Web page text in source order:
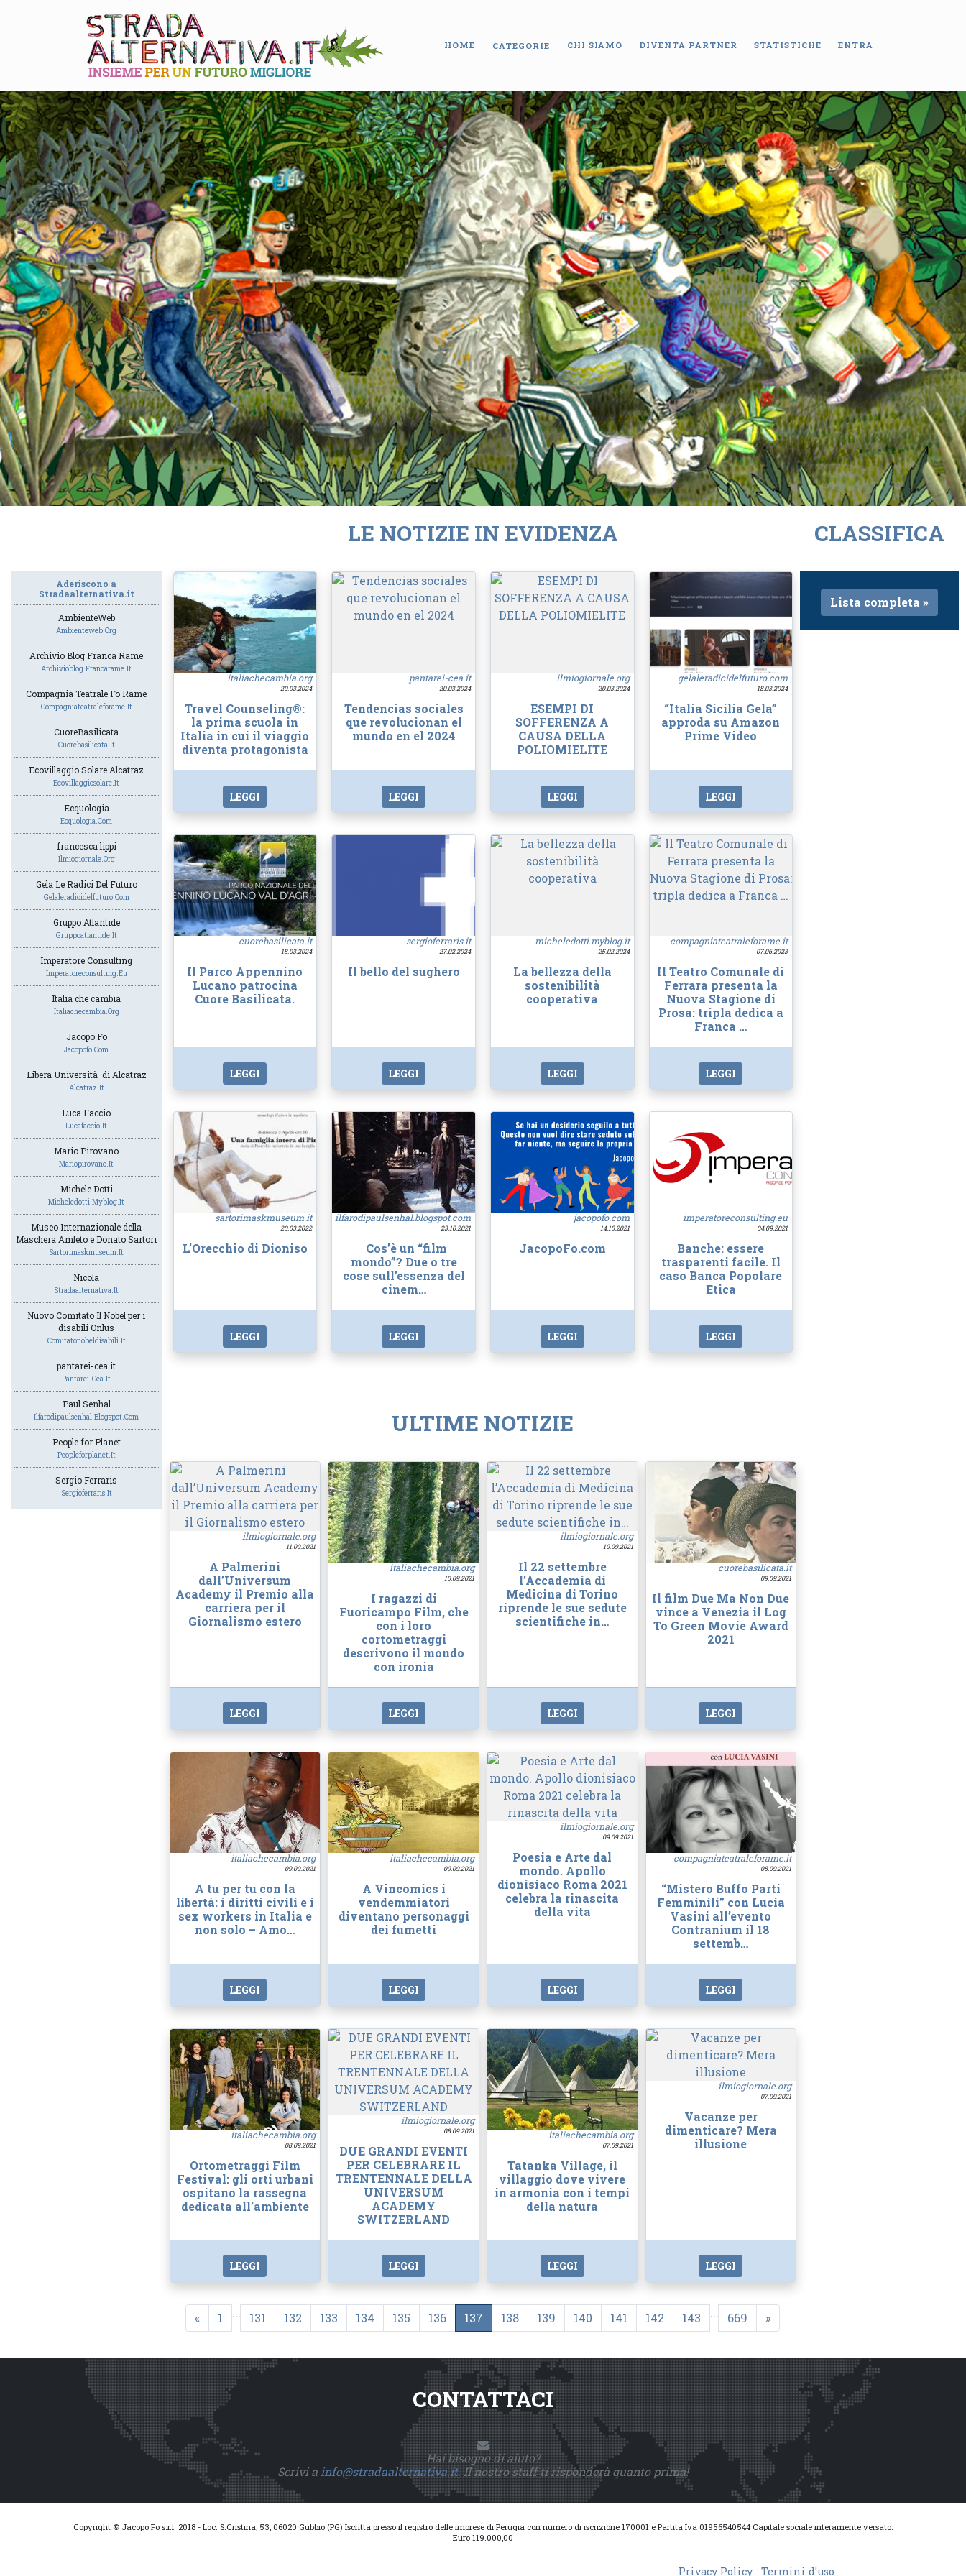
HOME CATEGORIE CHI SIAMO DIVENTA PARTNER STATISTICHE ENTRA
Aderiscono a
Stradaalternativa.it
AmbienteWeb
Ambienteweb.org
Archivio Blog Franca Rame
Archivioblog.francarame.it
Compagnia Teatrale Fo Rame
Compagniateatraleforame.it
CuoreBasilicata
Cuorebasilicata.it
Ecovillaggio Solare Alcatraz
Ecovillaggiosolare.it
Ecquologia
Ecquologia.com
francesca lippi
Ilmiogiornale.org
Gela Le Radici Del Futuro
Gelaleradicidelfuturo.com
Gruppo Atlantide
Gruppoatlantide.it
Imperatore Consulting
Imperatoreconsulting.eu
Italia che cambia
Italiachecambia.org
Jacopo Fo
Jacopofo.com
Libera Università di Alcatraz
Alcatraz.it
Luca Faccio
Lucafaccio.it
Mario Pirovano
Mariopirovano.it
Michele Dotti
Micheledotti.myblog.it
Museo Internazionale della
Maschera Amleto e Donato Sartori
Sartorimaskmuseum.it
Nicola
Stradaalternativa.it
Nuovo Comitato Il Nobel per i
disabili Onlus
Comitatonobeldisabili.it
pantarei-cea.it
Pantarei-Cea.it
Paul Senhal
Ilfarodipaulsenhal.blogspot.com
People for Planet
Peopleforplanet.it
Sergio Ferraris
Sergioferraris.it
LE NOTIZIE IN EVIDENZA
italiachecambia.org
20.03.2024
Travel Counseling®:
la prima scuola in
Italia in cui il viaggio
diventa protagonista
LEGGI
pantarei-cea.it
20.03.2024
Tendencias sociales
que revolucionan el
mundo en el 2024
LEGGI
ilmiogiornale.org
20.03.2024
ESEMPI DI
SOFFERENZA A
CAUSA DELLA
POLIOMIELITE
LEGGI
gelaleradicidelfuturo.com
18.03.2024
“Italia Sicilia Gela”
approda su Amazon
Prime Video
LEGGI
cuorebasilicata.it
18.03.2024
Il Parco Appennino
Lucano patrocina
Cuore Basilicata.
LEGGI
sergioferraris.it
27.02.2024
Il bello del sughero
LEGGI
micheledotti.myblog.it
25.02.2024
La bellezza della
sostenibilità
cooperativa
LEGGI
compagniateatraleforame.it
07.06.2023
Il Teatro Comunale di
Ferrara presenta la
Nuova Stagione di
Prosa: tripla dedica a
Franca …
LEGGI
sartorimaskmuseum.it
20.03.2022
L’Orecchio di Dioniso
LEGGI
ilfarodipaulsenhal.blogspot.com
23.10.2021
Cos’è un “film
mondo”? Due o tre
cose sull’essenza del
cinem…
LEGGI
jacopofo.com
14.10.2021
JacopoFo.com
LEGGI
imperatoreconsulting.eu
04.09.2021
Banche: essere
trasparenti facile. Il
caso Banca Popolare
Etica
LEGGI
ULTIME NOTIZIE
ilmiogiornale.org
11.09.2021
A Palmerini
dall’Universum
Academy il Premio alla
carriera per il
Giornalismo estero
LEGGI
italiachecambia.org
10.09.2021
I ragazzi di
Fuoricampo Film, che
con i loro
cortometraggi
descrivono il mondo
con ironia
LEGGI
ilmiogiornale.org
10.09.2021
Il 22 settembre
l’Accademia di
Medicina di Torino
riprende le sue sedute
scientifiche in…
LEGGI
cuorebasilicata.it
09.09.2021
Il film Due Ma Non Due
vince a Venezia il Log
To Green Movie Award
2021
LEGGI
italiachecambia.org
09.09.2021
A tu per tu con la
libertà: i diritti civili e i
sex workers in Italia e
non solo – Amo…
LEGGI
italiachecambia.org
09.09.2021
A Vincomics i
vendemmiatori
diventano personaggi
dei fumetti
LEGGI
ilmiogiornale.org
09.09.2021
Poesia e Arte dal
mondo. Apollo
dionisiaco Roma 2021
celebra la rinascita
della vita
LEGGI
compagniateatraleforame.it
08.09.2021
“Mistero Buffo Parti
Femminili” con Lucia
Vasini all’evento
Contranium il 18
settemb…
LEGGI
italiachecambia.org
08.09.2021
Ortometraggi Film
Festival: gli orti urbani
ospitano la rassegna
dedicata all’ambiente
LEGGI
ilmiogiornale.org
08.09.2021
DUE GRANDI EVENTI
PER CELEBRARE IL
TRENTENNALE DELLA
UNIVERSUM
ACADEMY
SWITZERLAND
LEGGI
italiachecambia.org
07.09.2021
Tatanka Village, il
villaggio dove vivere
in armonia con i tempi
della natura
LEGGI
ilmiogiornale.org
07.09.2021
Vacanze per
dimenticare? Mera
illusione
LEGGI
« 1 ... 131 132 133 134 135 136 137 138 139 140 141 142 143 ... 669 »
CLASSIFICA
Lista completa »
CONTATTACI
Hai bisogno di aiuto?
Scrivi a info@stradaalternativa.it. Il nostro staff ti risponderà quanto prima!
Copyright © Jacopo Fo s.r.l. 2018 - Loc. S.Cristina, 53, 06020 Gubbio (PG) Iscritta presso il registro delle imprese di Perugia con numero di iscrizione 170001 e Partita Iva 01956540544 Capitale sociale interamente versato:
Euro 119.000,00
Privacy Policy Termini d'uso